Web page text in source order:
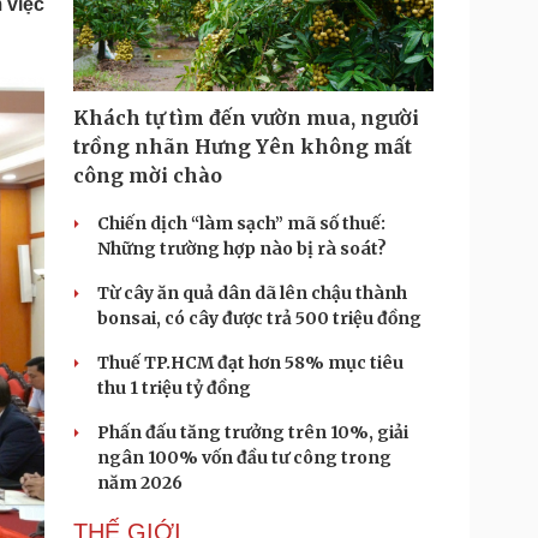
nghiệp 24h
Doanh nhân
Vì cộng đồng
Tin Công nghệ
Trải nghiệm
Chuyển đổi số
lịch
vấn
Tour
in
Podcast
Câu chuyện thời sự
Cửa sổ tình yêu
Kể chuyện cho bé
Hạt giống tâm hồn
việc
Khách tự tìm đến vườn mua, người
trồng nhãn Hưng Yên không mất
công mời chào
Chiến dịch “làm sạch” mã số thuế:
Những trường hợp nào bị rà soát?
Từ cây ăn quả dân dã lên chậu thành
bonsai, có cây được trả 500 triệu đồng
Thuế TP.HCM đạt hơn 58% mục tiêu
thu 1 triệu tỷ đồng
Phấn đấu tăng trưởng trên 10%, giải
ngân 100% vốn đầu tư công trong
năm 2026
THẾ GIỚI